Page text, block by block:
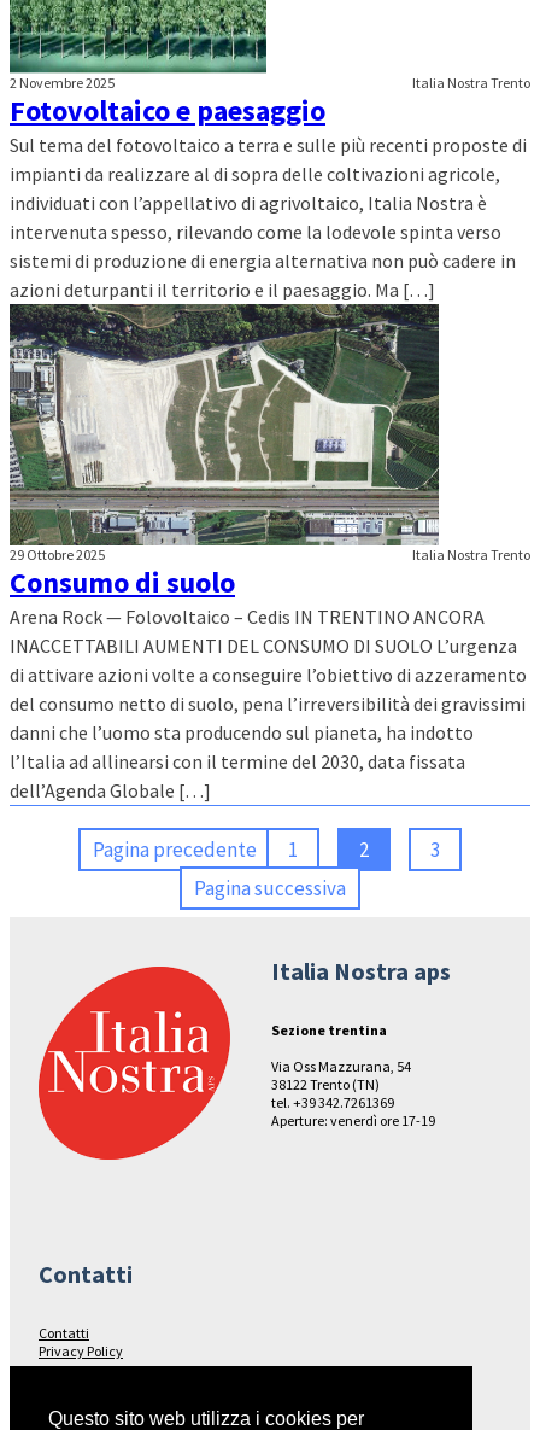
2 Novembre 2025 Italia Nostra Trento
Fotovoltaico e paesaggio
Sul tema del fotovoltaico a terra e sulle più recenti proposte di
impianti da realizzare al di sopra delle coltivazioni agricole,
individuati con l’appellativo di agrivoltaico, Italia Nostra è
intervenuta spesso, rilevando come la lodevole spinta verso
sistemi di produzione di energia alternativa non può cadere in
azioni deturpanti il territorio e il paesaggio. Ma […]
29 Ottobre 2025 Italia Nostra Trento
Consumo di suolo
Arena Rock — Folovoltaico – Cedis IN TRENTINO ANCORA
INACCETTABILI AUMENTI DEL CONSUMO DI SUOLO L’urgenza
di attivare azioni volte a conseguire l’obiettivo di azzeramento
del consumo netto di suolo, pena l’irreversibilità dei gravissimi
danni che l’uomo sta producendo sul pianeta, ha indotto
l’Italia ad allinearsi con il termine del 2030, data fissata
dell’Agenda Globale […]
Pagina precedente 1 2
3
Pagina successiva
Italia Nostra aps
Sezione trentina
Via Oss Mazzurana, 54
38122 Trento (TN)
tel. +39 342.7261369
Aperture: venerdì ore 17-19
Contatti
Contatti
Privacy Policy
Seguici su…
Questo sito web utilizza i cookies per